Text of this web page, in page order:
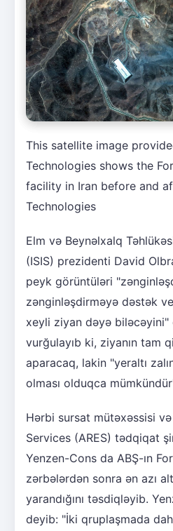
This satellite image
Technologies shows the
facility in Iran before and
Technologies
Elm və Beynəlxalq
(ISIS) prezidenti David
peyk görüntüləri
zənginləşdirməyə dəstək
xeyli ziyan dəyə
vurğulayıb ki, ziyanın tam
aparacaq, lakin "yeraltı
olması olduqca
Hərbi sursat mütəxəssisi
Services (ARES) tədqiqat
Yenzen-Cons da ABŞ-ın
zərbələrdən sonra ən azı
yarandığını təsdiqləyib.
deyib: "İki qruplaşmada